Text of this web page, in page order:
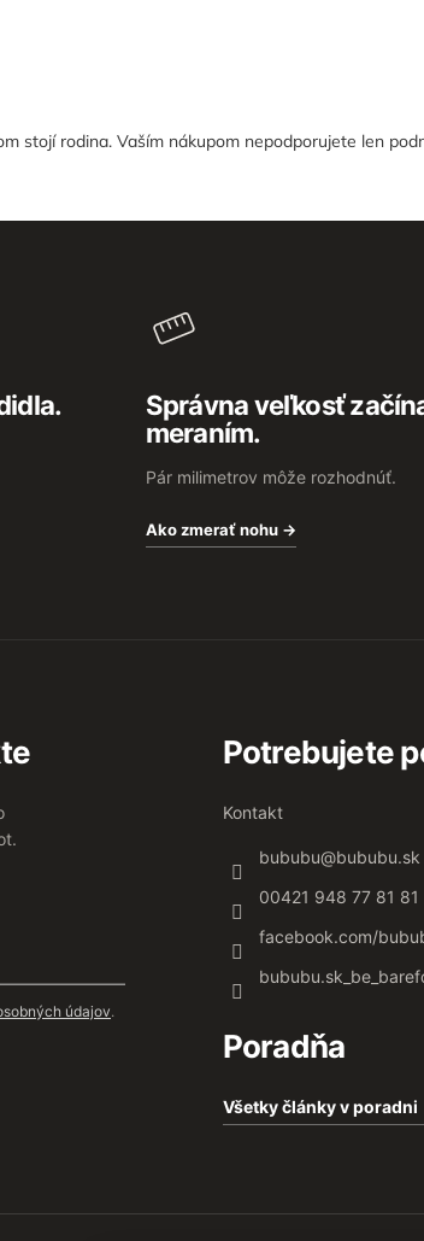
stojí rodina. Vaším nákupom nepodporujete len
Správna veľkosť
meraním.
Pár milimetrov môže rozhodnúť.
Ako zmerať nohu →
údajov.
Potrebujete
Kontakt
bububu@bububu.sk
00421 948 77 81 81
facebook.com/
Poradňa
Všetky články v poradni